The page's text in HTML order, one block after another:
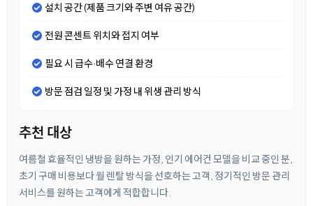
설치 공간 (제품 크기와 주변 여유 공간)
전원 콘센트 위치와 접지 여부
필요 시 급수·배수 연결 환경
방문 점검 일정 및 가정 내 위생 관리 방식
추천 대상
여름철 효율적인 냉방을 원하는 가정, 인기 에어컨 모델을 비교 중인 분,
초기 구매 비용보다 월 렌탈 방식을 선호하는 고객, 정기적인 방문 관리
서비스를 원하는 고객에게 적합합니다.